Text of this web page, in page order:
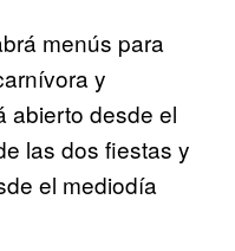
menús para
y
abierto desde el
las dos fiestas y
el mediodía